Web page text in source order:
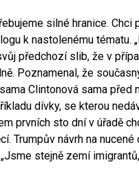
silné hranice.
k nastolenému tématu.
předchozí slib, že v
Poznamenal, že
Clintonová sama
dívky, se kterou
prvních sto dní v úřadě
Trumpův návrh na
stejně zemí